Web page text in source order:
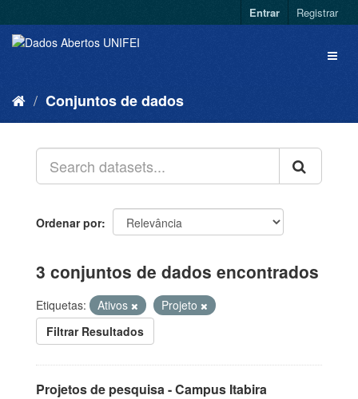
Entrar Registrar
Conjuntos de dados
Ordenar por
3 conjuntos de dados encontrados
Etiquetas: Ativos
Projeto
Filtrar Resultados
Projetos de pesquisa - Campus Itabira